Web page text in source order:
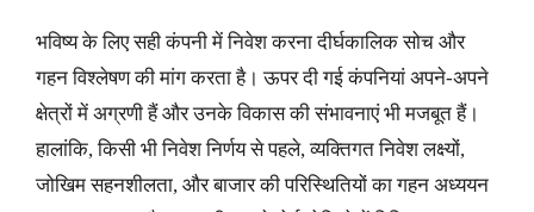
भविष्य के लिए सही कंपनी में निवेश करना दीर्घकालिक सोच और
गहन विश्लेषण की मांग करता है। ऊपर दी गई कंपनियां अपने-अपने
क्षेत्रों में अग्रणी हैं और उनके विकास की संभावनाएं भी मजबूत हैं।
हालांकि, किसी भी निवेश निर्णय से पहले, व्यक्तिगत निवेश लक्ष्यों,
जोखिम सहनशीलता, और बाजार की परिस्थितियों का गहन अध्ययन